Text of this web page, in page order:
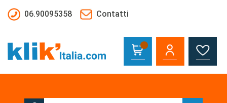
06.90095358
Contatti